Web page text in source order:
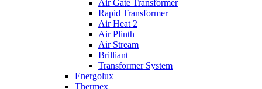
Air Gate Transformer
Rapid Transformer
Air Heat 2
Air Plinth
Air Stream
Brilliant
Transformer System
Energolux
Тhermex